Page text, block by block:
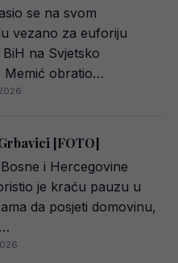
se na svom
vezano za euforiju
na Svjetsko
Memić obratio…
[FOTO]
i Hercegovine
je kraću pauzu u
da posjeti domovinu,